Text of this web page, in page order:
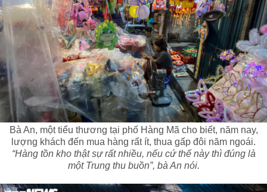
Bà An, một tiểu thương tại phố Hàng Mã cho biết, năm nay,
lượng khách đến mua hàng rất ít, thua gấp đôi năm ngoái.
“Hàng tồn kho thật sự rất nhiều, nếu cứ thế này thì đúng là
một Trung thu buồn”, bà An nói.